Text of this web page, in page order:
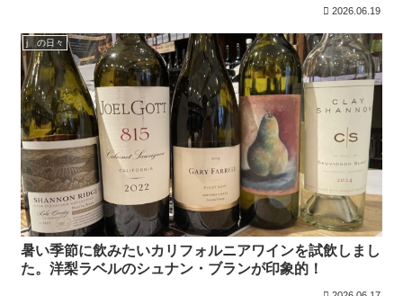
2026.06.19
j の日々
暑い季節に飲みたいカリフォルニアワインを試飲しまし
た。洋梨ラベルのシュナン・ブランが印象的！